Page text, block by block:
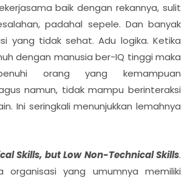
baik dengan rekannya, sulit
padahal sepele. Dan banyak
yang tidak sehat. Adu logika. Ketika
dengan manusia ber-IQ tinggi maka
orang yang kemampuan
namun, tidak mampu berinteraksi
Ini seringkali menunjukkan lemahnya
Skills, but Low Non-Technical Skills.
organisasi yang umumnya memiliki